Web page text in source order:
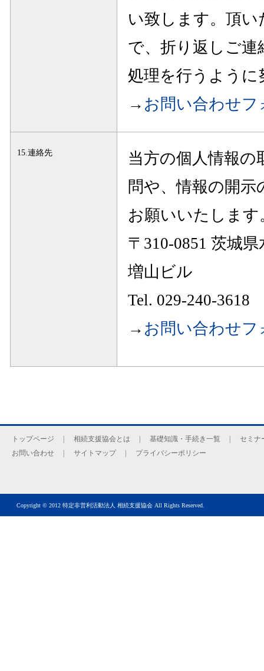
い致します。頂
で、折り返しご
処理を行うように
→ お問い合わせフ
15.連絡先
当方の個人情報の
問や、情報の開
お願いいたします
〒310-0851 茨城
増山ビル
Tel. 029-240-3618
→ お問い合わせフ
トップページ 相続支援協会とは 基礎知識・手続き一覧
セミナ
お問い合わせ
サイトマップ プライバシーポリシー
Copyright © 2012 特定非営利活動法人 相続支援協会 All Rights Reserved.